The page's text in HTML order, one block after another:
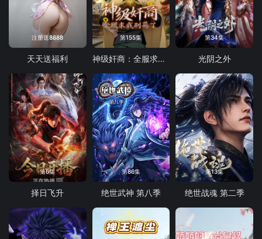
注册送8888
天天送福利
第155集
神级奸商：全服求我别薅了 动态漫画
第34集
光阴之外
第6集
择日飞升
第86集
绝世武神 第八季
第13集
绝世战魂 第二季